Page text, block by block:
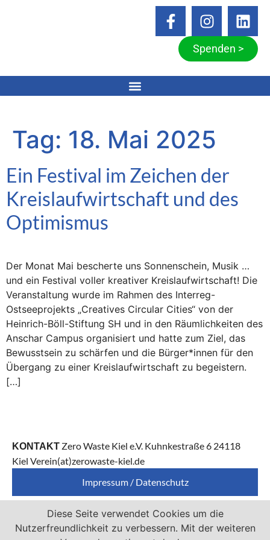
Spenden >
Tag: 18. Mai 2025
Ein Festival im Zeichen der
Kreislaufwirtschaft und des
Optimismus
Der Monat Mai bescherte uns Sonnenschein, Musik …
und ein Festival voller kreativer Kreislaufwirtschaft! Die
Veranstaltung wurde im Rahmen des Interreg-
Ostseeprojekts „Creatives Circular Cities“ von der
Heinrich-Böll-Stiftung SH und in den Räumlichkeiten des
Anschar Campus organisiert und hatte zum Ziel, das
Bewusstsein zu schärfen und die Bürger*innen für den
Übergang zu einer Kreislaufwirtschaft zu begeistern.
[…]
KONTAKT Zero Waste Kiel e.V. Kuhnkestraße 6 24118
Kiel Verein(at)zerowaste-kiel.de
Impressum / Datenschutz
Zero Waste Kiel e.V. ist Mitglied von
Diese Seite verwendet Cookies um die
Nutzerfreundlichkeit zu verbessern. Mit der weiteren